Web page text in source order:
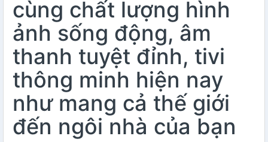
cùng chất lượng hình
ảnh sống động, âm
thanh tuyệt đỉnh, tivi
thông minh hiện nay
như mang cả thế giới
đến ngôi nhà của bạn